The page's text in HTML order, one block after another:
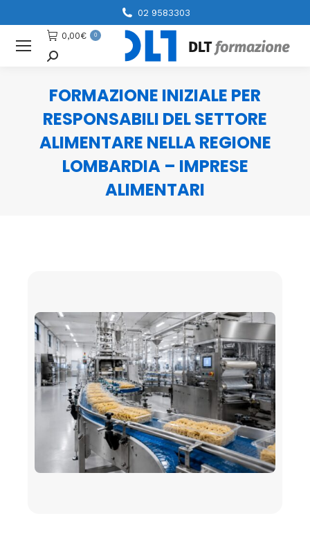
02 9583303
0,00€ 0
Cerca
FORMAZIONE INIZIALE PER
RESPONSABILI DEL SETTORE
ALIMENTARE NELLA REGIONE
LOMBARDIA – IMPRESE
ALIMENTARI